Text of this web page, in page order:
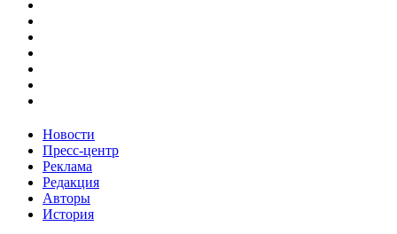
Новости
Пресс-центр
Реклама
Редакция
Авторы
История